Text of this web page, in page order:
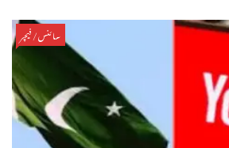
سائنس/فیچر